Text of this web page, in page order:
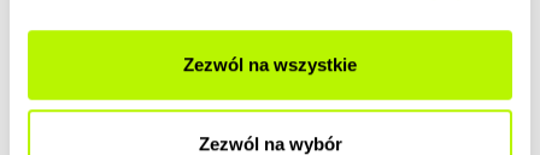
Zezwól na wszystkie
Zezwól na wybór